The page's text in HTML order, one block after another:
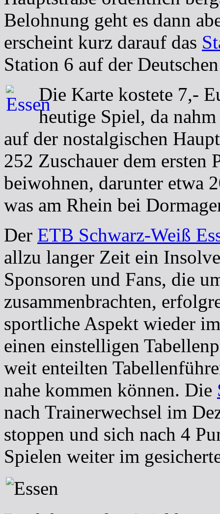
Belohnung geht es dann
erscheint kurz darauf das
Station 6 auf der
Die Karte kostete 7,-
heutige Spiel, da
auf der nostalgischen
252 Zuschauer dem
beiwohnen, darunter etwa
was am Rhein bei
Der ETB Schwarz-Weiß
allzu langer Zeit ein
Sponsoren und Fans, die
zusammenbrachten,
sportliche Aspekt wieder
einen einstelligen
weit enteilten
nahe kommen können. Die
nach Trainerwechsel im
stoppen und sich nach 4
Spielen weiter im